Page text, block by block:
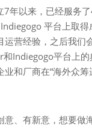
7年以来，已经服务
平台上取得
运营经验，之后我们
Indiegogo平台上
和厂商在“海外众筹
意、有新意，想要做